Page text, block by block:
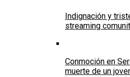
Indignación y
streaming
Conmoción en
muerte de un